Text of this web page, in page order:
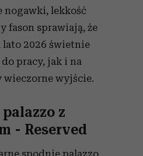
nogawki, lekkość
fason sprawiają, że
lato 2026 świetnie
pracy, jak i na
wyjście.
z
- Reserved
spodnie palazzo